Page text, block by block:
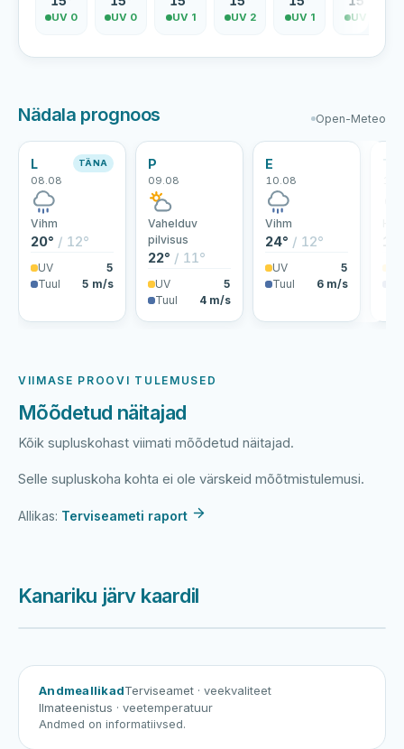
UV 0 UV 0 UV 1 UV 2 UV 1 UV 1
Nädala prognoos Open-Meteo
L
08.08
TÄNA
Vihm
20° / 12°
UV
5
Tuul
5 m/s
P
09.08
Vahelduv
pilvisus
22° / 11°
UV
5
Tuul
4 m/s
E
10.08
Vihm
24° / 12°
UV
5
Tuul
6 m/s
T
VIIMASE PROOVI TULEMUSED
Mõõdetud näitajad
Kõik supluskohast viimati mõõdetud näitajad.
Selle supluskoha kohta ei ole värskeid mõõtmistulemusi.
Allikas: Terviseameti raport
Kanariku järv kaardil
AndmeallikadTerviseamet · veekvaliteet
Ilmateenistus · veetemperatuur
Andmed on informatiivsed.